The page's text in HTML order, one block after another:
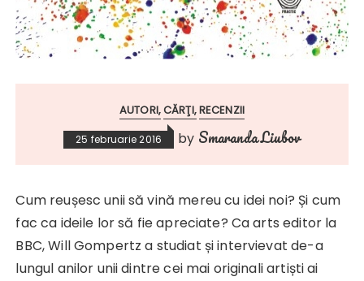
AUTORI CĂRŢI RECENZII
25 februarie 2016 by Smaranda Liubov
Cum reușesc unii să vină mereu cu idei noi? Și cum
fac ca ideile lor să fie apreciate? Ca arts editor la
BBC, Will Gompertz a studiat și intervievat de-a
lungul anilor unii dintre cei mai originali artiști ai